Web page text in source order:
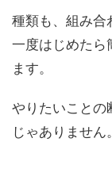
種類も、組み合
一度はじめたら
ます。
やりたいことの
じゃありません。